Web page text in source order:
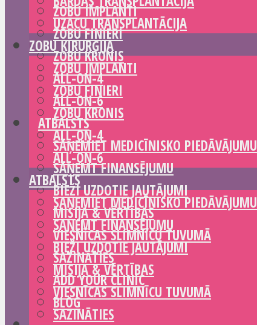
ZOBU IMPLANTI
ZOBU FINIERI
ZOBU KRONIS
ALL-ON-4
ALL-ON-6
ATBALSTS
SAŅEMIET MEDICĪNISKO PIEDĀVĀJUMU
SAŅEMT FINANSĒJUMU
BIEŽI UZDOTIE JAUTĀJUMI
MISIJA & VĒRTĪBAS
VIESNĪCAS SLIMNĪCU TUVUMĀ
SAZINĀTIES
ADD YOUR CLINIC
BLOG
UZACU TRANSPLANTĀCIJA
ZOBU ĶIRURĢIJA
ZOBU IMPLANTI
ZOBU FINIERI
ZOBU KRONIS
ALL-ON-4
ALL-ON-6
ATBALSTS
SAŅEMIET MEDICĪNISKO PIEDĀVĀJUMU
SAŅEMT FINANSĒJUMU
BIEŽI UZDOTIE JAUTĀJUMI
MISIJA & VĒRTĪBAS
VIESNĪCAS SLIMNĪCU TUVUMĀ
SAZINĀTIES